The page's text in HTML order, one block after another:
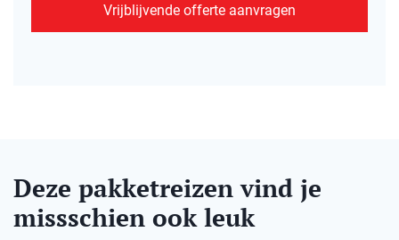
Vrijblijvende offerte aanvragen
Deze pakketreizen vind je
missschien ook leuk